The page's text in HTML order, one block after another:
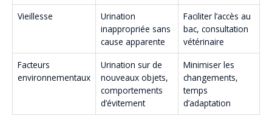
Vieillesse
Urination
inappropriée sans
cause apparente
Faciliter l’accès au
bac, consultation
vétérinaire
Facteurs
environnementaux
Urination sur de
nouveaux objets,
comportements
d’évitement
Minimiser les
changements,
temps
d’adaptation